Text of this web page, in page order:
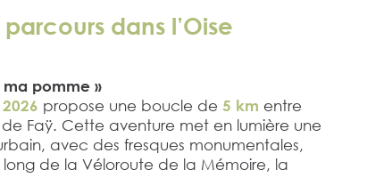
dans l’Oise
ma pomme »
propose une boucle de 5 km entre
de Faÿ. Cette aventure met en lumière une
avec des fresques monumentales,
de la Véloroute de la Mémoire, la